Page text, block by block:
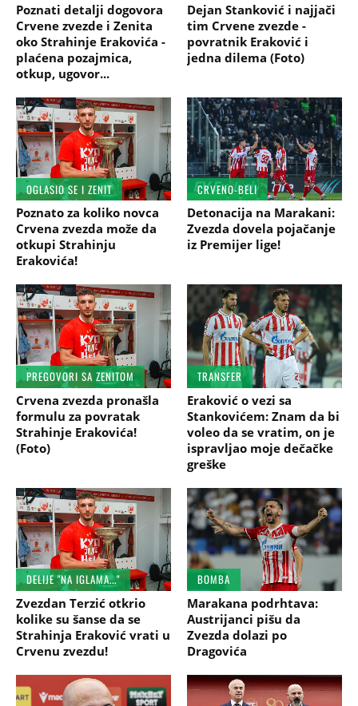
Poznati detalji dogovora
Crvene zvezde i Zenita
oko Strahinje Erakovića -
plaćena pozajmica,
otkup, ugovor...
Dejan Stanković i najjači
tim Crvene zvezde -
povratnik Eraković i
jedna dilema (Foto)
OGLASIO SE I ZENIT
Poznato za koliko novca
Crvena zvezda može da
otkupi Strahinju
Erakovića!
CRVENO-BELI
Detonacija na Marakani:
Zvezda dovela pojačanje
iz Premijer lige!
PREGOVORI SA ZENITOM
Crvena zvezda pronašla
formulu za povratak
Strahinje Erakovića!
(Foto)
TRANSFER
Eraković o vezi sa
Stankovićem: Znam da bi
voleo da se vratim, on je
ispravljao moje dečačke
greške
DELIJE "NA IGLAMA..."
Zvezdan Terzić otkrio
kolike su šanse da se
Strahinja Eraković vrati u
Crvenu zvezdu!
BOMBA
Marakana podrhtava:
Austrijanci pišu da
Zvezda dolazi po
Dragovića